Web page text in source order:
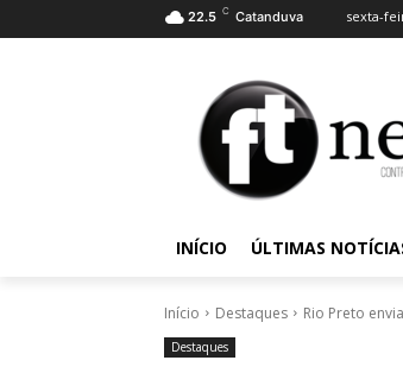
22.5 C Catanduva sexta-
INÍCIO ÚLTIMAS
Início Destaques Rio Preto
Destaques